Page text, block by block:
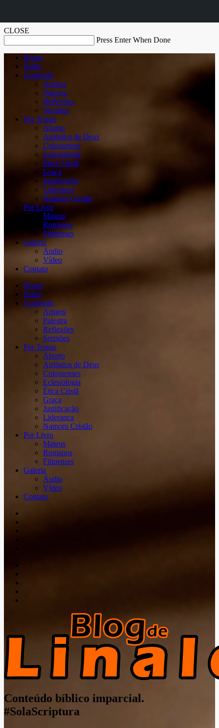
CLOSE
Press Enter When Done
Home
Sobre
Conteúdo
Artigos
Palestra
Reflexões
Sermões
Por Temas
Aborto
Atributos de Deus
Colossenses
Eclesiologia
Ética Cristã
Graça
Justificação
Liderança
Namoro Cristão
Por Livro
Mateus
Romanos
Filipenses
Galeria
Áudio
Vídeo
Contato
Home
Sobre
Conteúdo
Artigos
Palestra
Reflexões
Sermões
Por Temas
Aborto
Atributos de Deus
Colossenses
Eclesiologia
Ética Cristã
Graça
Justificação
Liderança
Namoro Cristão
Por Livro
Mateus
Romanos
Filipenses
Galeria
Áudio
Vídeo
Contato
Conteúdo bíblico imparcial.
#SolaScriptura